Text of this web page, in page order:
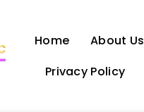
Home About Us
Privacy Policy